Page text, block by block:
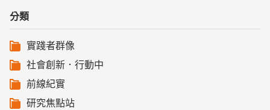
分類
實踐者群像
社會創新．行動中
前線紀實
研究焦點站